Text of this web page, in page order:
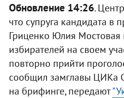
Обновление 14:26.
что супруга кандидата в
Гриценко Юлия Мостовая
избирателей на своем
повторно прийти
сообщил замглавы ЦИКа
на брифинге, передают